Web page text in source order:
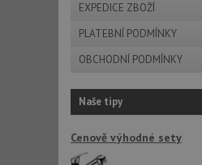
EXPEDICE ZBOŽÍ
PLATEBNÍ PODMÍNKY
OBCHODNÍ PODMÍNKY
Naše tipy
Cenově výhodné sety